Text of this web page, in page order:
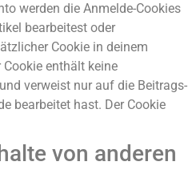
werden die Anmelde-Cookies
bearbeitest oder
Cookie in deinem
Cookie enthält keine
verweist nur auf die Beitrags-
bearbeitet hast. Der Cookie
von anderen